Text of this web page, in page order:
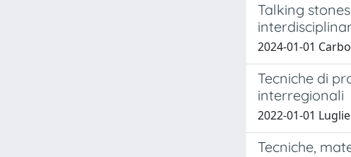
Talking
2024-01-01
Tecniche di
interregionali
2022-01-01
Tecniche,